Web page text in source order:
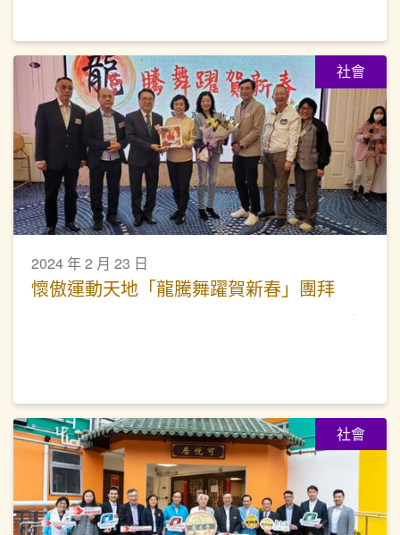
社會
2024 年 2 月 23 日
懷傲運動天地「龍騰舞躍賀新春」團拜
社會